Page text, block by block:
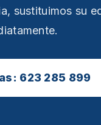
sustituimos su
623 285 899